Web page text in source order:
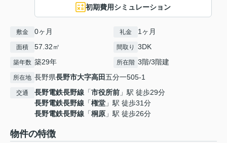
初期費用シミュレーション
敷金 0ヶ月 礼金 1ヶ月
面積 57.32㎡ 間取り 3DK
築年数 築29年 所在階 3階/3階建
所在地 長野県長野市大字高田五分一505-1
交通 長野電鉄長野線 「市役所前 」駅 徒歩29分
長野電鉄長野線 「権堂 」駅 徒歩31分
長野電鉄長野線 「桐原 」駅 徒歩26分
物件の特徴